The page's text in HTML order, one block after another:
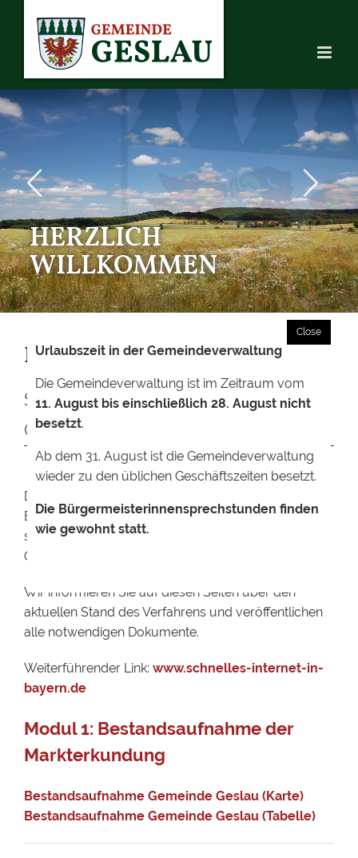
content
HERZLICH
WILLKOMMEN
BREITBANDAUSBAU
Schnelles Internet für die
Gemeinde
Die Gemeinde Geslau hat vor, die Versorgung Ihrer
Einwohner mit Breitbandanschlüssen und so den
schnellem Zugang zum Internet im gesamten
Gemeindegebiet zu verbessern.
Wir informieren Sie auf diesen Seiten über den
aktuellen Stand des Verfahrens und veröffentlichen
alle notwendigen Dokumente.
Weiterführender Link: www.schnelles-internet-in-
bayern.de
Modul 1: Bestandsaufnahme der
Markterkundung
Bestandsaufnahme Gemeinde Geslau (Karte)
Bestandsaufnahme Gemeinde Geslau (Tabelle)
Urlaubszeit in der Gemeindeverwaltung
Die Gemeindeverwaltung ist im Zeitraum vom
11. August bis einschließlich 28. August nicht
besetzt.
Ab dem 31. August ist die Gemeindeverwaltung
wieder zu den üblichen Geschäftszeiten besetzt.
Die Bürgermeisterinnensprechstunden finden
wie gewohnt statt.